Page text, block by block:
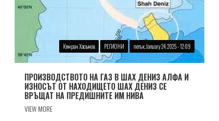
Кямран Хасъмов РЕГИОНИ петък, January 24, 2025 - 12:09
ПРОИЗВОДСТВОТО НА ГАЗ В ШАХ ДЕНИЗ АЛФА И
ИЗНОСЪТ ОТ НАХОДИЩЕТО ШАХ ДЕНИЗ СЕ
ВРЪЩАТ НА ПРЕДИШНИТЕ ИМ НИВА
VIEW MORE